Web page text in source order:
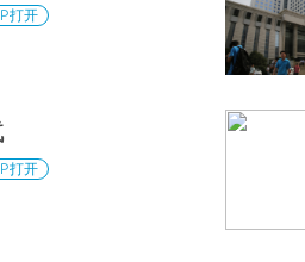
打开
打开